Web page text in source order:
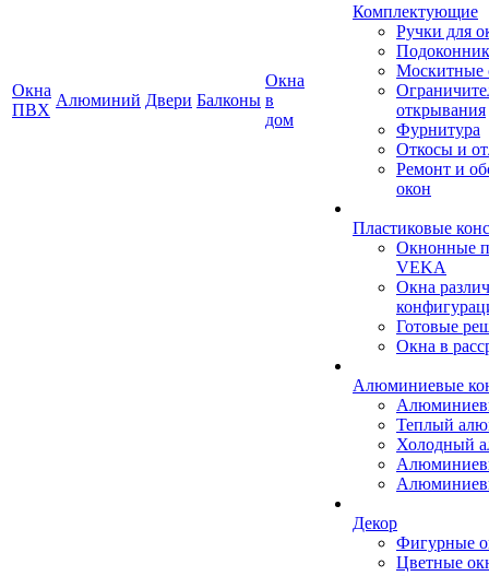
Окна
ПВХ
Алюминий Двери Балконы
Окна
в
дом
Комплектующие
Ручки для
Москитные
открывания
Фурнитура
Откосы и
Ремонт и
окон
Пластиковые
Окнонные
VEKA
Окна
Готовые
Окна в
Алюминиевые
Теплый
Холодный
Декор
Фигурные
Цветные